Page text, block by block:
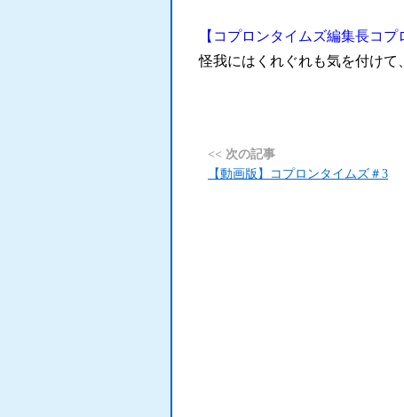
【コプロンタイムズ編集長コプ
怪我にはくれぐれも気を付けて
<< 次の記事
【動画版】コプロンタイムズ＃3